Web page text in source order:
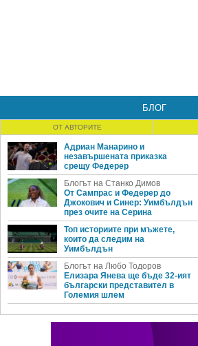
БЛОГ
ОТ АВТОРИТЕ
Адриан Манарино и
незавършената приказка
срещу Федерер
Блогът на Станко Димов
От Сампрас и Федерер до
Джокович и Синер: Уимбълдън
през очите на Серина
Топ историите при мъжете,
които да следим на
Уимбълдън
Блогът на Любо Тодоров
Елизара Янева ще бъде 32-ият
български представител в
Големия шлем